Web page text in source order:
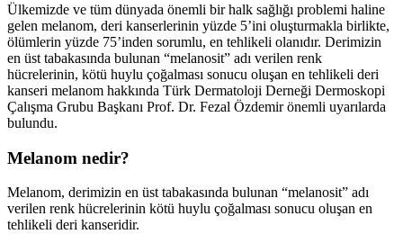
Ülkemizde ve tüm dünyada önemli bir halk sağlığı problemi haline
gelen melanom, deri kanserlerinin yüzde 5’ini oluşturmakla birlikte,
ölümlerin yüzde 75’inden sorumlu, en tehlikeli olanıdır. Derimizin
en üst tabakasında bulunan “melanosit” adı verilen renk
hücrelerinin, kötü huylu çoğalması sonucu oluşan en tehlikeli deri
kanseri melanom hakkında Türk Dermatoloji Derneği Dermoskopi
Çalışma Grubu Başkanı Prof. Dr. Fezal Özdemir önemli uyarılarda
bulundu.
Melanom nedir?
Melanom, derimizin en üst tabakasında bulunan “melanosit” adı
verilen renk hücrelerinin kötü huylu çoğalması sonucu oluşan en
tehlikeli deri kanseridir.